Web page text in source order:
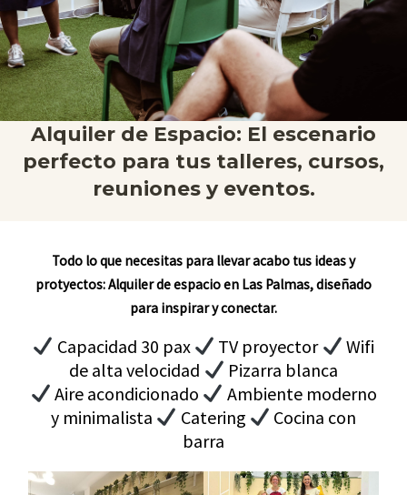
Alquiler de Espacio: El escenario
perfecto para tus talleres, cursos,
reuniones y eventos.
Todo lo que necesitas para llevar acabo tus ideas y
protyectos: Alquiler de espacio en Las Palmas, diseñado
para inspirar y conectar.
Capacidad 30 pax TV proyector
Wifi
de alta velocidad
Pizarra blanca
Aire acondicionado
Ambiente moderno
y minimalista
Catering
Cocina con
barra